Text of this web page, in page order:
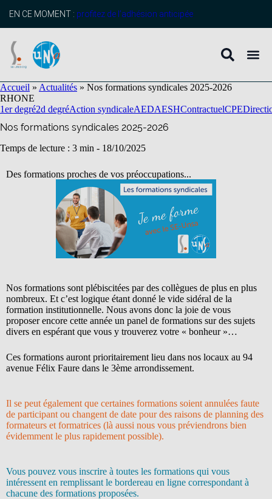
principal
EN CE MOMENT : profitez de l’adhésion anticipée
Accueil » Actualités » Nos formations syndicales 2025-2026
RHONE
1er degré2d degréAction syndicaleAEDAESHContractuelCPE
Nos formations syndicales 2025-2026
Temps de lecture : 3 min - 18/10/2025
Des formations proches de vos préoccupations...
Nos formations sont plébiscitées par des collègues de plus en plus
nombreux. Et c’est logique étant donné le vide sidéral de la
formation institutionnelle. Nous avons donc la joie de vous
proposer encore cette année un panel de formations sur des sujets
divers en espérant que vous y trouverez votre « bonheur »…
Ces formations auront prioritairement lieu dans nos locaux au 94
avenue Félix Faure dans le 3ème arrondissement.
Il se peut également que certaines formations soient annulées faute
de participant ou changent de date pour des raisons de planning des
formateurs et formatrices (là aussi nous vous préviendrons bien
évidemment le plus rapidement possible).
Vous pouvez vous inscrire à toutes les formations qui vous
intéressent en remplissant le bordereau en ligne correspondant à
chacune des formations proposées.